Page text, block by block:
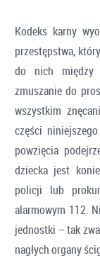
Kodeks karny
przestępstwa,
do nich między
zmuszanie do
wszystkim
części
powzięcia
dziecka jest
policji lub
alarmowym 112.
jednostki – tak
nagłych organy